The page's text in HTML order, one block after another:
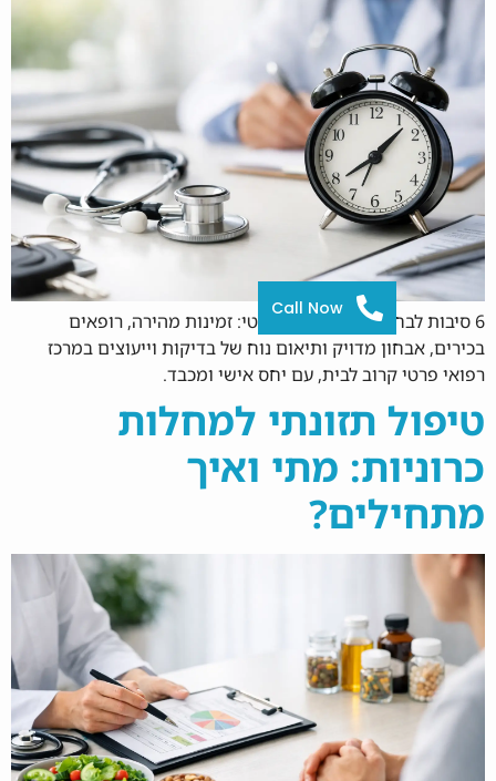
6 סיבות לבחור שירות רפואי פרטי: זמינות מהירה, רופאים
בכירים, אבחון מדויק ותיאום נוח של בדיקות וייעוצים במרכז
רפואי פרטי קרוב לבית, עם יחס אישי ומכבד.
טיפול תזונתי למחלות
כרוניות: מתי ואיך
מתחילים?
Call Now